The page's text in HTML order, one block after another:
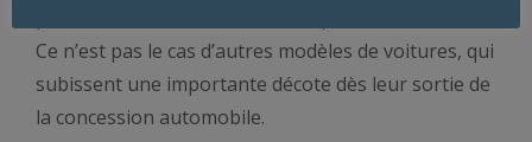
Ce n’est pas le cas d’autres modèles de voitures, qui
subissent une importante décote dès leur sortie de
la concession automobile.